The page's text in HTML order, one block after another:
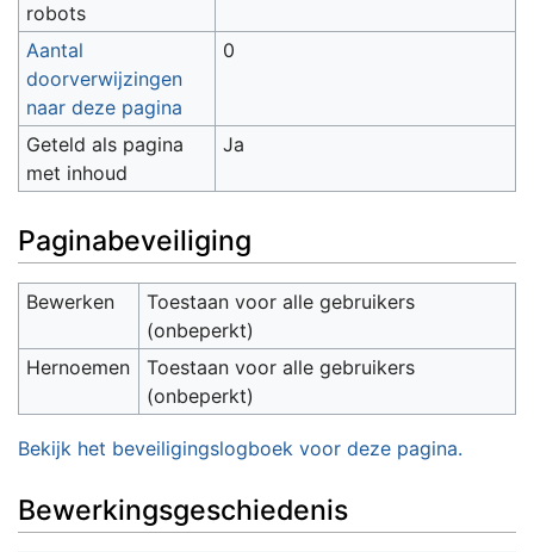
robots
Aantal
doorverwijzingen
naar deze pagina
0
Geteld als pagina
met inhoud
Ja
Paginabeveiliging
Bewerken
Toestaan voor alle gebruikers
(onbeperkt)
Hernoemen
Toestaan voor alle gebruikers
(onbeperkt)
Bekijk het beveiligingslogboek voor deze pagina.
Bewerkingsgeschiedenis